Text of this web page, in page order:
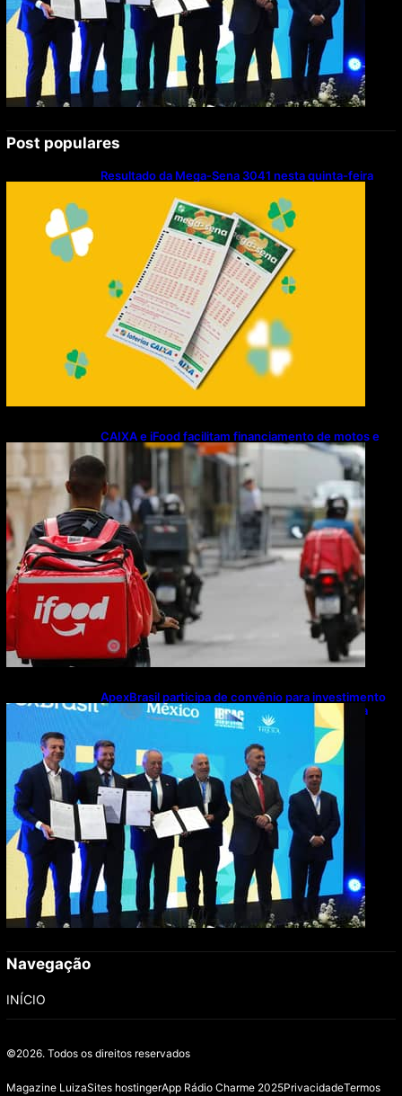
Post populares
Resultado da Mega-Sena 3041 nesta quinta-feira
CAIXA e iFood facilitam financiamento de motos e
bicicletas elétricas para entregadores
ApexBrasil participa de convênio para investimento
de R$ 2,63 milhões em exportações de cachaça
Navegação
INÍCIO
©2026. Todos os direitos reservados
Magazine LuizaSites hostingerApp Rádio Charme 2025PrivacidadeTermos